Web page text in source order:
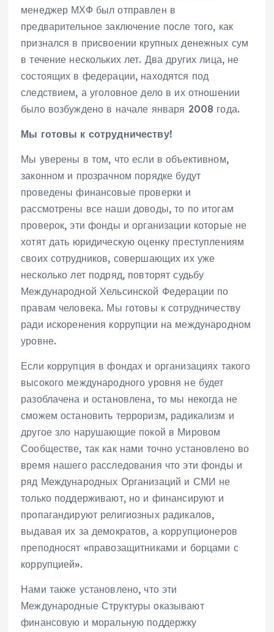
менеджер МХФ был отправлен в
предварительное заключение после того, как
признался в присвоении крупных денежных сум
в течение нескольких лет. Два других лица, не
состоящих в федерации, находятся под
следствием, а уголовное дело в их отношении
было возбуждено в начале января 2008 года.
Мы готовы к сотрудничеству!
Мы уверены в том, что если в объективном,
законном и прозрачном порядке будут
проведены финансовые проверки и
рассмотрены все наши доводы, то по итогам
проверок, эти фонды и организации которые не
хотят дать юридическую оценку преступлениям
своих сотрудников, совершающих их уже
несколько лет подряд, повторят судьбу
Международной Хельсинской Федерации по
правам человека. Мы готовы к сотрудничеству
ради искоренения коррупции на международном
уровне.
Если коррупция в фондах и организациях такого
высокого международного уровня не будет
разоблачена и остановлена, то мы некогда не
сможем остановить терроризм, радикализм и
другое зло нарушающие покой в Мировом
Сообществе, так как нами точно установлено во
время нашего расследования что эти фонды и
ряд Международных Организаций и СМИ не
только поддерживают, но и финансируют и
пропагандируют религиозных радикалов,
выдавая их за демократов, а коррупционеров
преподносят «правозащитниками и борцами с
коррупцией».
Нами также установлено, что эти
Международные Структуры оказывают
финансовую и моральную поддержку